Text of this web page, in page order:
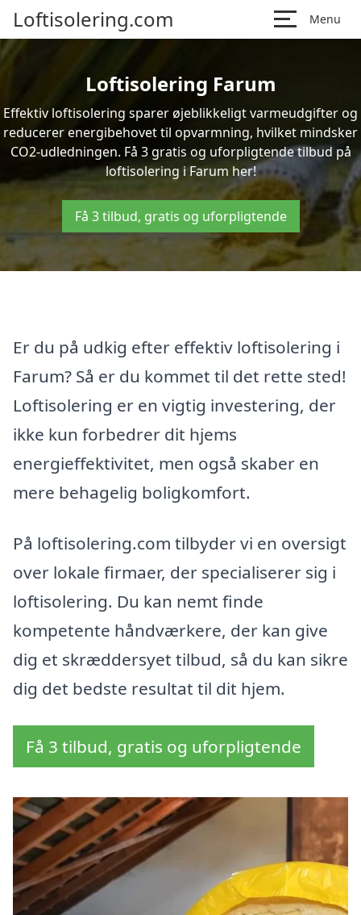
Loftisolering.com Menu
Loftisolering Farum
Effektiv loftisolering sparer øjeblikkeligt varmeudgifter og
reducerer energibehovet til opvarmning, hvilket mindsker
CO2-udledningen. Få 3 gratis og uforpligtende tilbud på
loftisolering i Farum her!
Få 3 tilbud, gratis og uforpligtende
Er du på udkig efter effektiv loftisolering i
Farum? Så er du kommet til det rette sted!
Loftisolering er en vigtig investering, der
ikke kun forbedrer dit hjems
energieffektivitet, men også skaber en
mere behagelig boligkomfort.
På loftisolering.com tilbyder vi en oversigt
over lokale firmaer, der specialiserer sig i
loftisolering. Du kan nemt finde
kompetente håndværkere, der kan give
dig et skræddersyet tilbud, så du kan sikre
dig det bedste resultat til dit hjem.
Få 3 tilbud, gratis og uforpligtende